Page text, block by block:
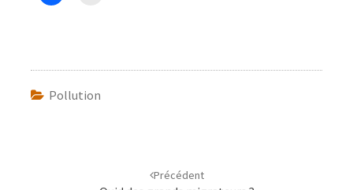
Pollution
Précédent